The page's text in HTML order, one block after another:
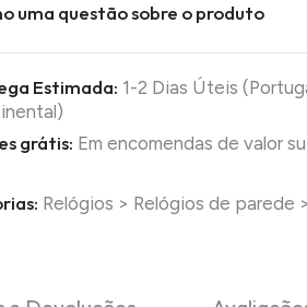
uma questão sobre o produto
Estimada: 1-2 Dias Úteis
grátis: Em encomendas de valor
Relógios > Relógios de parede >